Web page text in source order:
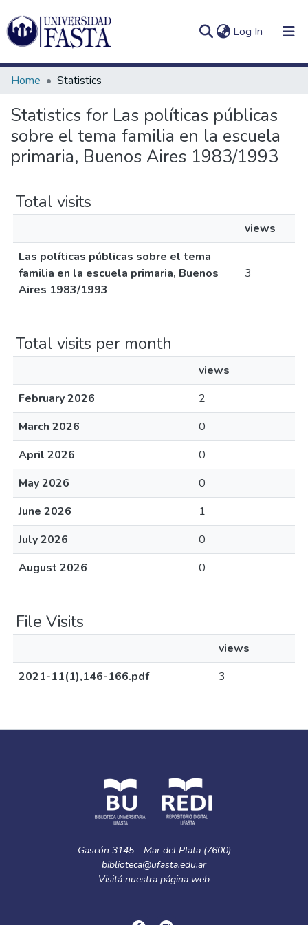
Log In (current)
Communities
&
All of DSpace
Log
In (current)
Home Statistics
Statistics for Las políticas públicas
sobre el tema familia en la escuela
primaria, Buenos Aires 1983/1993
Total visits
views
Las políticas públicas sobre el tema
familia en la escuela primaria, Buenos
Aires 1983/1993
3
Total visits per month
views
February 2026
2
March 2026
0
April 2026
0
May 2026
0
June 2026
1
July 2026
0
August 2026
0
File Visits
views
2021-11(1),146-166.pdf
3
Gascón 3145 - Mar del Plata (7600)
biblioteca@ufasta.edu.ar
Visitá nuestra página web